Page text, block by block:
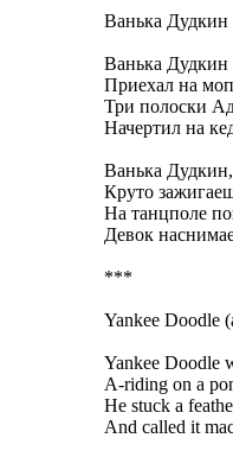
Ванька Дудкин
Ванька Дудкин
Приехал на
Три полоски
Начертил на
Ванька Дудкин,
Круто
На танцполе
Девок
***
Yankee Doodle
Yankee Doodle
A-riding on a
He stuck a
And called it